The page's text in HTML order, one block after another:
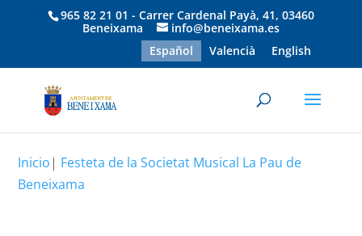
965 82 21 01 - Carrer Cardenal Payà, 41, 03460
Beneixama
info@beneixama.es
Español
Valencià English
Inicio| Festeta de la Societat Musical La Pau de
Beneixama